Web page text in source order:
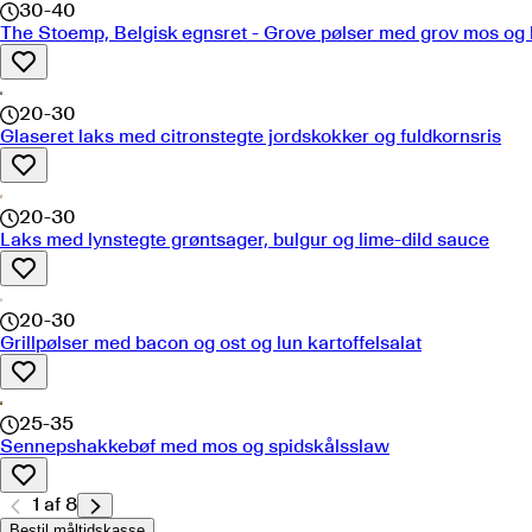
30-40
The Stoemp, Belgisk egnsret - Grove pølser med grov mos og
20-30
Glaseret laks med citronstegte jordskokker og fuldkornsris
20-30
Laks med lynstegte grøntsager, bulgur og lime-dild sauce
20-30
Grillpølser med bacon og ost og lun kartoffelsalat
25-35
Sennepshakkebøf med mos og spidskålsslaw
1 af 8